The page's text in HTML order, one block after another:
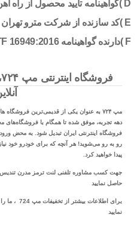
D )گواهینامه تایید محصول از راه آهن جمهوری اسلامی ایران
E )کد سازنده از شرکت مترو تهران
F )دارنده گواهینامه ISO9001:2015 & IATF 16949:2016
مپ ۷۲۴ به عنوان یکی از قدیمی‌ترین
دهه تجربه، موفق شده تا همگام با فروشگاه‌های
رو به رو می‌شوید! هر آنچه که برای خودرو خود
پیدا خواهید کرد.
حاصل نمایید
برای اطلاعات بیشتر از تخفیفات مپ 724 ، ما را در اینستاگرام به آدرس
نمایید